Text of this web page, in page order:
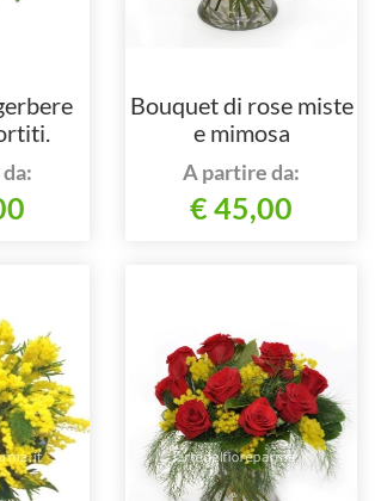
Bouquet di rose miste
e mimosa
A partire da:
€ 45,00